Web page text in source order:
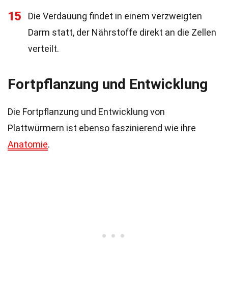
15
Die Verdauung findet in einem verzweigten
Darm statt, der Nährstoffe direkt an die Zellen
verteilt.
Fortpflanzung und Entwicklung
Die Fortpflanzung und Entwicklung von
Plattwürmern ist ebenso faszinierend wie ihre
Anatomie.